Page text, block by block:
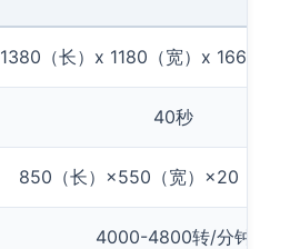
1380（长）x 1180（宽）x 1660（
40秒
850（长）×550（宽）×20（高
4000-4800转/分钟